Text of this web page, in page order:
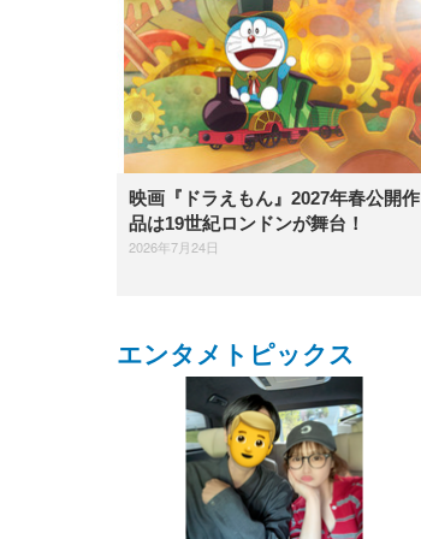
映画『ドラえもん』2027年春公開作
品は19世紀ロンドンが舞台！
2026年7月24日
エンタメトピックス